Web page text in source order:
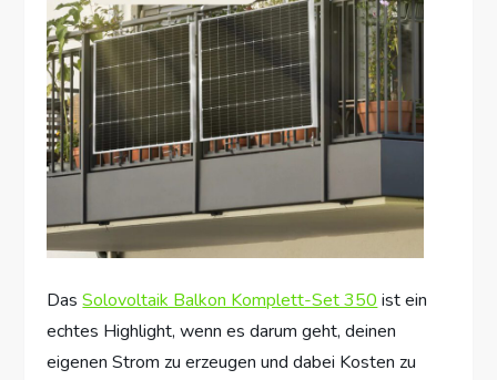
DasSolovoltaik Balkon Komplett-Set 350 ist ein
echtes Highlight, wenn es darum geht, deinen
eigenen Strom zu erzeugen und dabei Kosten zu